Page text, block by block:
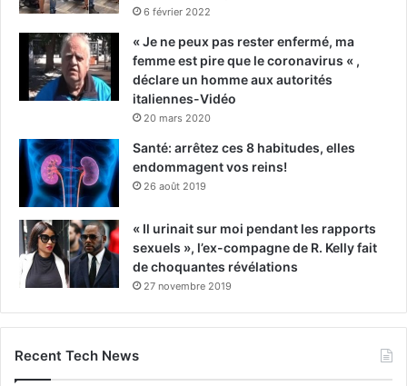
6 février 2022
« Je ne peux pas rester enfermé, ma
femme est pire que le coronavirus « ,
déclare un homme aux autorités
italiennes-Vidéo
20 mars 2020
Santé: arrêtez ces 8 habitudes, elles
endommagent vos reins!
26 août 2019
« Il urinait sur moi pendant les rapports
sexuels », l’ex-compagne de R. Kelly fait
de choquantes révélations
27 novembre 2019
Recent Tech News